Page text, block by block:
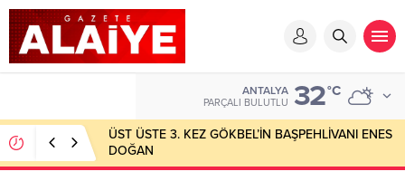
ANTALYA
PARÇALI BULUTLU 32°C
ÜST ÜSTE 3. KEZ GÖKBEL’İN BAŞPEHLİVANI ENES
DOĞAN